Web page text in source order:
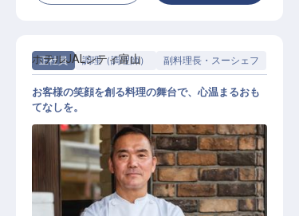
正社員 調理（調理師） 副料理長・スーシェフ
ホテルJALシティ富山
お客様の笑顔を創る料理の舞台で、心温まるおも
てなしを。